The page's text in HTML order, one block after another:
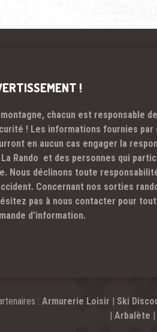
!
montagne, chacun est responsable
! Les informations fournies par
en aucun cas engager la
Rando et des personnes qui
Nous déclinons toute
Concernant nos sorties
pas à nous contacter pour
d’information.
: Armurerie Loisir | Ski
| Arbalète |